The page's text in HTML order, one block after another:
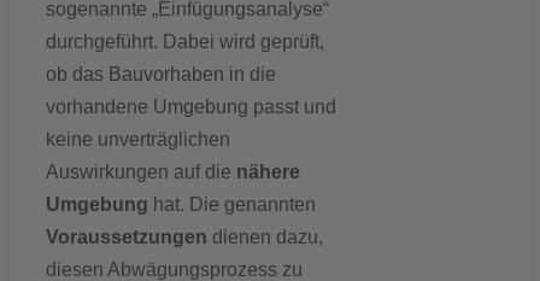
sogenannte „Einfügungsanalyse“
durchgeführt. Dabei wird geprüft,
ob das Bauvorhaben in die
vorhandene Umgebung passt und
keine unverträglichen
Auswirkungen auf die nähere
Umgebung hat. Die genannten
Voraussetzungen dienen dazu,
diesen Abwägungsprozess zu